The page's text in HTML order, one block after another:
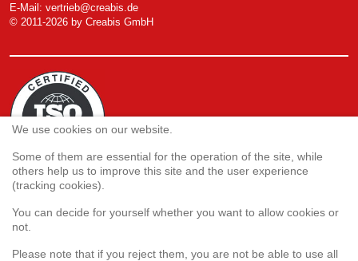
E-Mail: vertrieb@creabis.de
© 2011-2026 by Creabis GmbH
Service
We use cookies on our website.
Some of them are essential for the operation of the site, while
others help us to improve this site and the user experience
(tracking cookies).
You can decide for yourself whether you want to allow cookies or
not.
Please note that if you reject them, you are not be able to use all